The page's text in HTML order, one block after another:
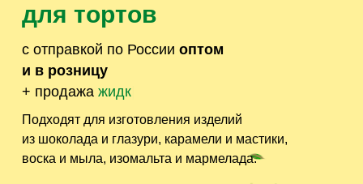
для тортов
с отправкой по России оптом
и в розницу
+ продажа жидкого пищевого с
Подходят для изготовления изделий
из шоколада и глазури, карамели и мастики,
воска и мыла, изомальта и мармелада.